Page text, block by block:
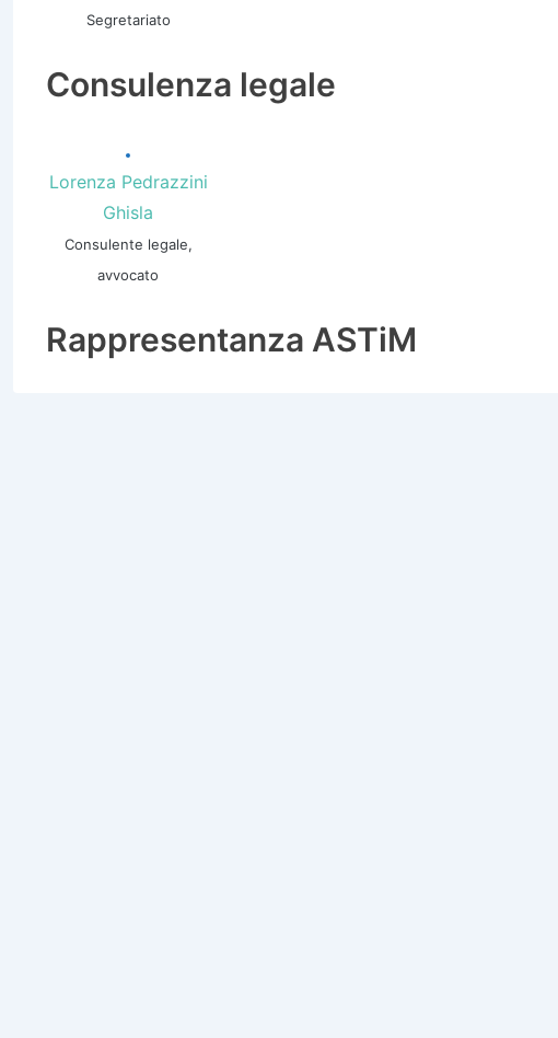
Segretariato
Consulenza legale
Lorenza Pedrazzini
Ghisla
Consulente legale,
avvocato
Rappresentanza ASTiM